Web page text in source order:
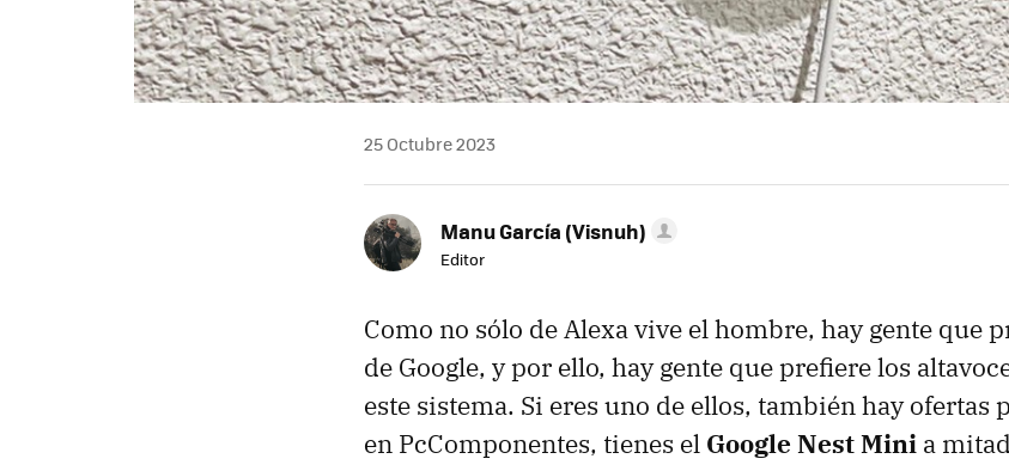
25 Octubre 2023
Manu García (Visnuh)
Editor
Como no sólo de Alexa vive el hombre, hay gente que
de Google, y por ello, hay gente que prefiere los
este sistema. Si eres uno de ellos, también hay ofertas
en PcComponentes, tienes el Google Nest Mini a